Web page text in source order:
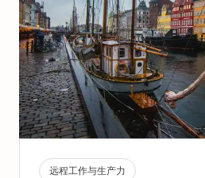
远程工作与生产力